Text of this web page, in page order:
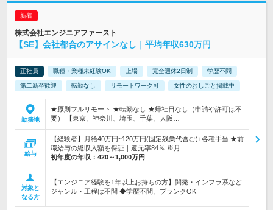
株式会社エンジニアファースト
【SE】会社都合のアサインなし｜平均年収630万円
正社員 職種・業種未経験OK 上場 完全週休2日制 学歴不問
第二新卒歓迎 転勤なし リモートワーク可 女性のおしごと掲載中
勤務地
★原則フルリモート ★転勤なし ★帰社日なし（申請や許可は不
要） 【東京、神奈川、埼玉、千葉、大阪…
給与
【経験者】月給40万円~120万円(固定残業代含む)+各種手当 ★前
職給与の総収入額を保証｜還元率84％ ※月…
初年度の年収： 420～1,000万円
対象と
なる方
【エンジニア経験を1年以上お持ちの方】開発・インフラ系など
ジャンル・工程は不問 ◆学歴不問、ブランクOK